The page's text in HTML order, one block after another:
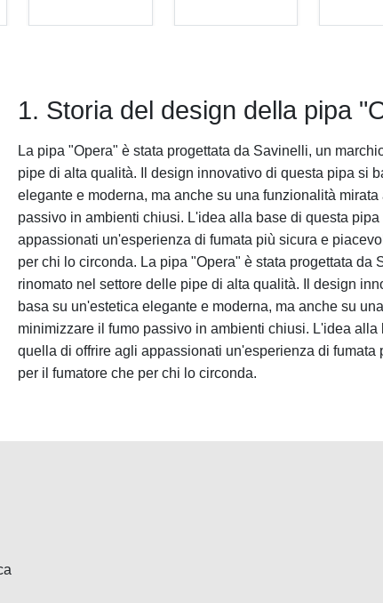
1. Storia del design della pipa
La pipa "Opera" è stata progettata da Savinelli, un
pipe di alta qualità. Il design innovativo di questa pipa si
elegante e moderna, ma anche su una funzionalità
passivo in ambienti chiusi. L'idea alla base di questa
appassionati un'esperienza di fumata più sicura e
per chi lo circonda. La pipa "Opera" è stata progettata da
rinomato nel settore delle pipe di alta qualità. Il design
basa su un'estetica elegante e moderna, ma anche su
minimizzare il fumo passivo in ambienti chiusi. L'idea alla
quella di offrire agli appassionati un'esperienza di fumata
per il fumatore che per chi lo circonda.